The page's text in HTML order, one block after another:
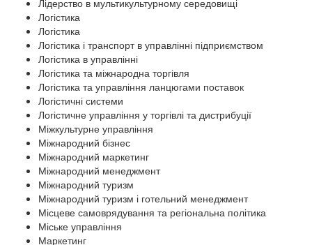
Лідерство в мультикультурному середовищі
Логістика
Логістика
Логістика і транспорт в управлінні підприємством
Логістика в управлінні
Логістика та міжнародна торгівля
Логістика та управління ланцюгами поставок
Логістичні системи
Логістичне управління у торгівлі та дистрибуції
Міжкультурне управління
Міжнародний бізнес
Міжнародний маркетинг
Міжнародний менеджмент
Міжнародний туризм
Міжнародний туризм і готельний менеджмент
Місцеве самоврядування та регіональна політика
Міське управління
Маркетинг